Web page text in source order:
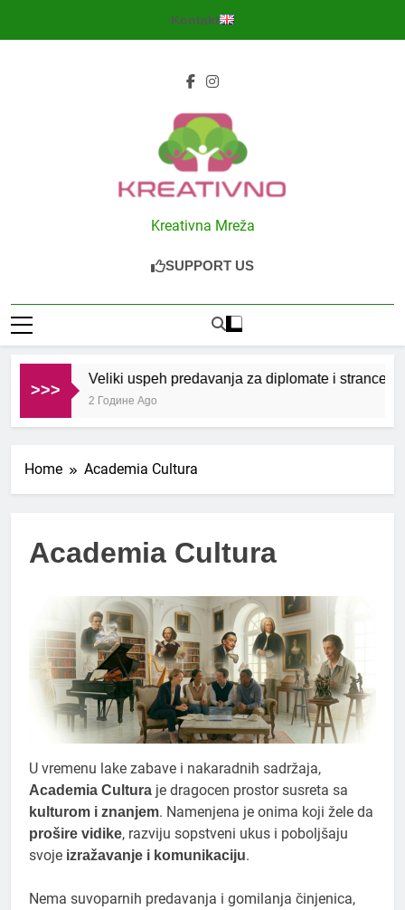
Kontakt
Kreativno
Kreativna Mreža
SUPPORT US
>>>
Veliki uspeh predavanja za diplomate i strance u
2 Године Ago
Home Academia Cultura
Academia Cultura
U vremenu lake zabave i nakaradnih sadržaja,
Academia Cultura je dragocen prostor susreta sa
kulturom i znanjem. Namenjena je onima koji žele da
prošire vidike, razviju sopstveni ukus i poboljšaju
svoje izražavanje i komunikaciju.
Nema suvoparnih predavanja i gomilanja činjenica,